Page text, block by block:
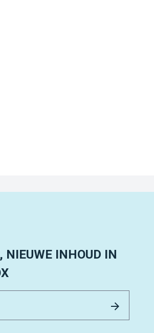
NIEUWE INHOUD IN